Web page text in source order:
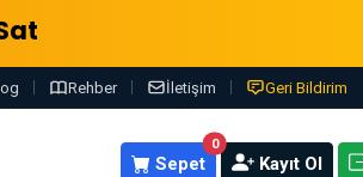
Rehber İletişim Geri Bildirim
0
Sepet Kayıt Ol